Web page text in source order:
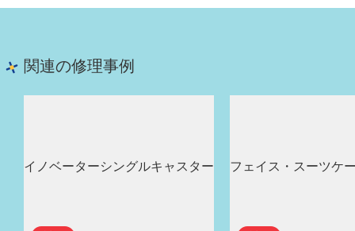
関連の修理事例